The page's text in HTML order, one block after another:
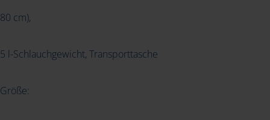
80 cm),
5 l-Schlauchgewicht, Transporttasche
Größe: